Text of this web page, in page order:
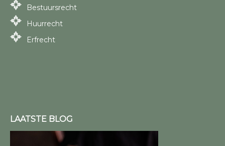
Bestuursrecht
Huurrecht
Erfrecht
LAATSTE BLOG